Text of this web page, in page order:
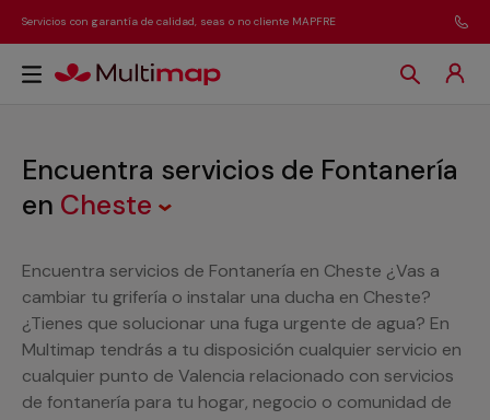
Servicios con garantía de calidad, seas o no cliente MAPFRE
Encuentra servicios de Fontanería
en Cheste
Encuentra servicios de Fontanería en Cheste ¿Vas a
cambiar tu grifería o instalar una ducha en Cheste?
¿Tienes que solucionar una fuga urgente de agua? En
Multimap tendrás a tu disposición cualquier servicio en
cualquier punto de Valencia relacionado con servicios
de fontanería para tu hogar, negocio o comunidad de